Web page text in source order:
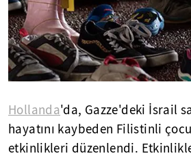
Hollanda'da, Gazze'deki İsrail
hayatını kaybeden Filistinli
etkinlikleri düzenlendi.